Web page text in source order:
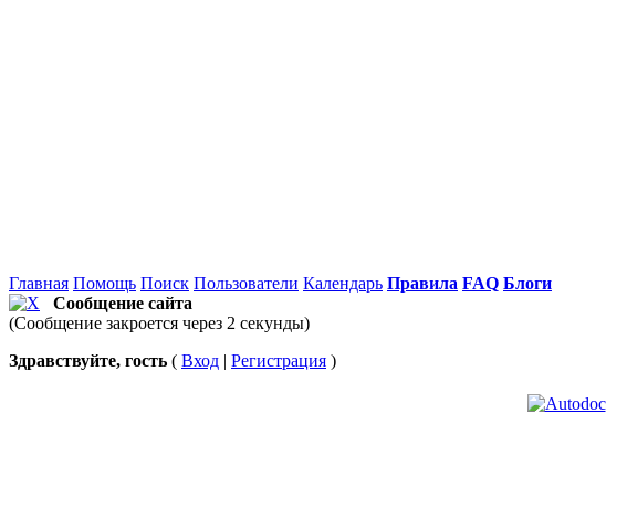
Главная Помощь Поиск Пользователи Календарь Правила FAQ Блоги
Сообщение сайта
(Сообщение закроется через 2 секунды)
Здравствуйте, гость ( Вход | Регистрация )